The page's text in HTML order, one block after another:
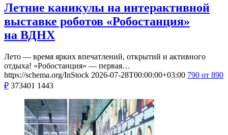
Летние каникулы на интерактивной
выставке роботов «Робостанция»
на ВДНХ
Лето — время ярких впечатлений, открытий и активного
отдыха! «Робостанция» — первая…
https://schema.org/InStock 2026-07-28T00:00:00+03:00 790 от 890
₽ 373401 1443